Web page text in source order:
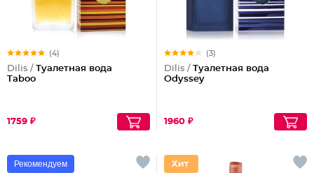
(4)
Dilis / Туалетная вода
Taboo
1759 ₽
(3)
Dilis / Туалетная вода
Odyssey
1960 ₽
Рекомендуем